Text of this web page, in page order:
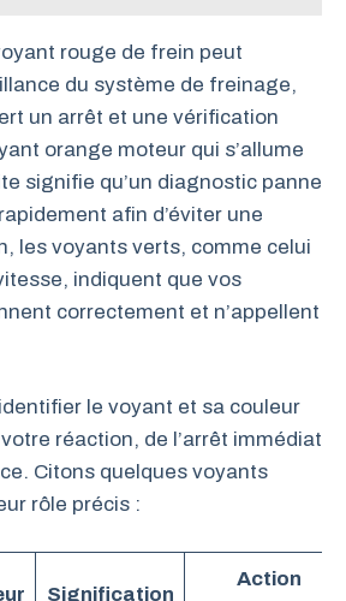
rouge de frein peut
du système de freinage,
un arrêt et une vérification
orange moteur qui s’allume
signifie qu’un diagnostic panne
afin d’éviter une
les voyants verts, comme celui
indiquent que vos
correctement et n’appellent
le voyant et sa couleur
réaction, de l’arrêt immédiat
Citons quelques voyants
rôle précis :
Signification
Action